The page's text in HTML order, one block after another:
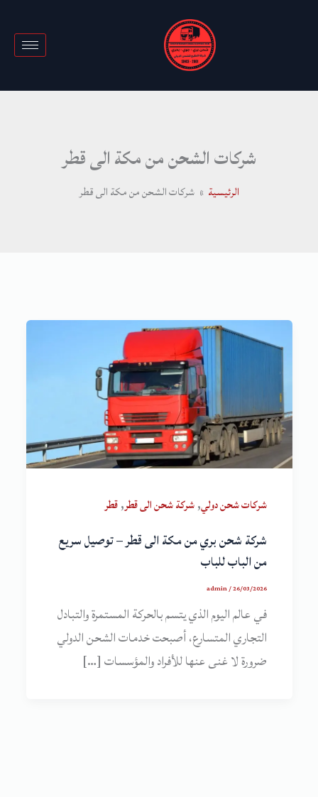
شركات الشحن من مكة الى قطر
الرئيسية شركات الشحن من مكة الى قطر
شركات شحن دولي,شركة شحن الى قطر,قطر
شركة شحن بري من مكة الى قطر – توصيل سريع
من الباب للباب
admin/26/03/2026
في عالم اليوم الذي يتسم بالحركة المستمرة والتبادل
التجاري المتسارع، أصبحت خدمات الشحن الدولي
ضرورة لا غنى عنها للأفراد والمؤسسات […]